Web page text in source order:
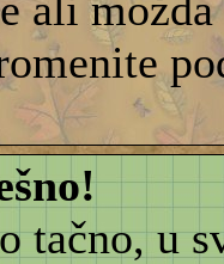
tačno, u